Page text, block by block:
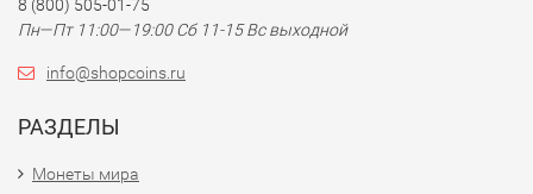
8 (800) 505-01-75
Пн—Пт 11:00—19:00 Сб 11-15 Вс выходной
info@shopcoins.ru
РАЗДЕЛЫ
Монеты мира